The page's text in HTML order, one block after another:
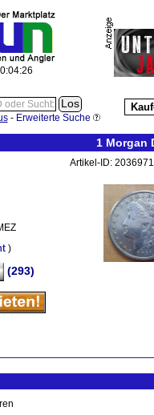
- Erweiterte Suche
1 Morgan
Artikel-ID:
)
(293)